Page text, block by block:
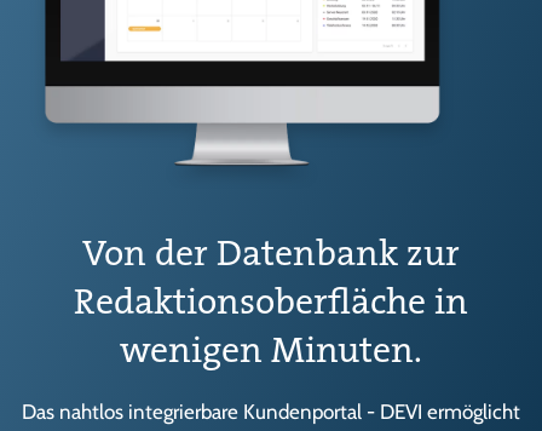
Von der Datenbank zur
Redaktionsoberfläche in
wenigen Minuten.
Das nahtlos integrierbare Kundenportal - DEVI ermöglicht